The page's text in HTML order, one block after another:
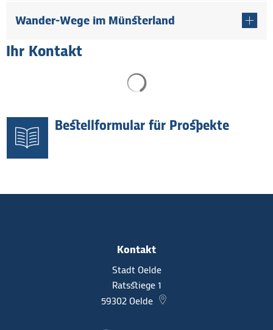
Wander-Wege im Münsterland
Ihr Kontakt
Bestellformular für Prospekte
Kontakt
Stadt Oelde
Ratsstiege 1
59302 Oelde